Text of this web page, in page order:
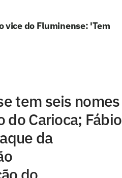
vice do Fluminense: 'Tem
tem seis nomes
do Carioca; Fábio
da
do